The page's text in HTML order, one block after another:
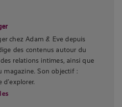
chez Adam & Eve depuis
des contenus autour du
relations intimes, ainsi que
magazine. Son objectif :